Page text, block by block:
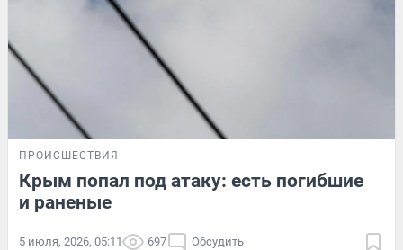
ПРОИСШЕСТВИЯ
Крым попал под атаку: есть погибшие
и раненые
5 июля, 2026, 05:11 697 Обсудить